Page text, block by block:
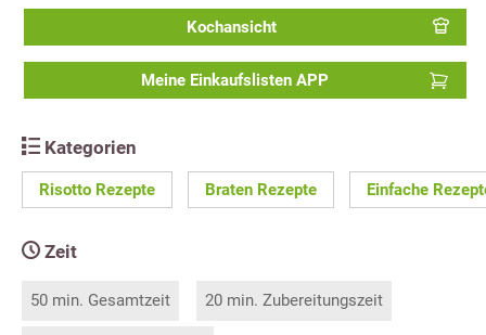
Kochansicht
Meine Einkaufslisten APP
Kategorien
Risotto Rezepte Braten Rezepte Einfache
Zeit
50 min. Gesamtzeit 20 min. Zubereitungszeit